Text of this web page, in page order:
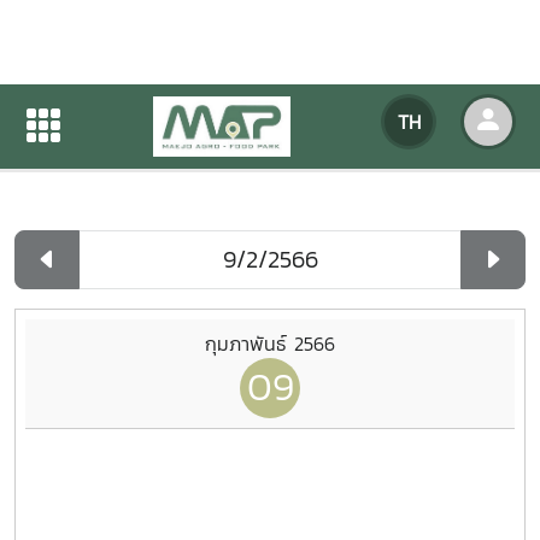
TH
ปฏิทินกิจกรรมของหน่วยงาน
ปฏิทินกิจกรรมของหน่วยงาน
กุมภาพันธ์ 2566
09